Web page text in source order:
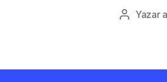
Yazının
Yazar